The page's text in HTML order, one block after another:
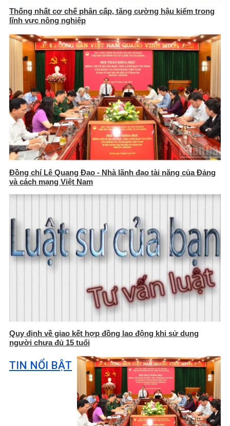
Thống nhất cơ chế phân cấp, tăng cường hậu kiểm trong
lĩnh vực nông nghiệp
Đồng chí Lê Quang Đạo - Nhà lãnh đạo tài năng của Đảng
và cách mạng Việt Nam
Quy định về giao kết hợp đồng lao động khi sử dụng
người chưa đủ 15 tuổi
TIN NỔI BẬT